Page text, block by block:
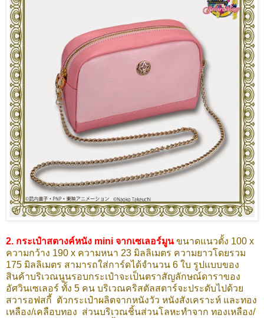
2. กระเป๋าสตางค์หนัง mini จากเซเลอร์มูน ขนาดแนวตั้ง 100 x
ความกว้าง 190 x ความหนา 23 มิลลิเมตร ความยาวโดยรวม
175 มิลลิเมตร สามารถใส่การ์ดได้จำนวน 6 ใบ รูปแบบของ
สินค้าบริเวณนูนรอบกระเป๋าจะเป็นตราสัญลักษณ์ดาราของ
อัศวินเซเลอร์ ทั้ง 5 คน บริเวณคริสตัลสตาร์จะประดับไปด้วย
สวารอฟสกี้ ตัวกระเป๋าผลิตจากหนังวัว หนังสังเคราะห์ และทอง
เหลือง/เคลือบทอง ส่วนบริเวณชิ้นส่วนโลหะทำจาก ทองเหลือง/